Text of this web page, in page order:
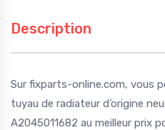
Description
Sur fixparts-online.com, vous
tuyau de radiateur d’origine
A2045011682 au meilleur prix